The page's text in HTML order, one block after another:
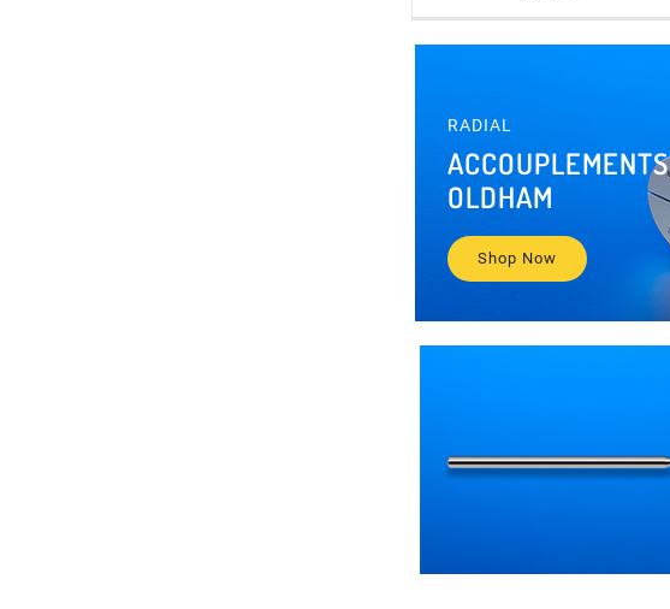
RADIAL
ACCOUPLEMENTS
OLDHAM
Shop Now